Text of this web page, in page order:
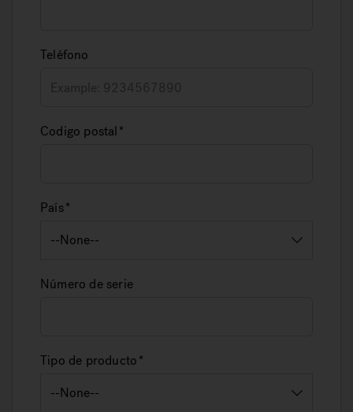
Teléfono
Codigo postal
País
Número de serie
Tipo de producto